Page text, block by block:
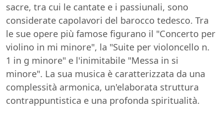
sacre, tra cui le cantate e i passiunali, sono
considerate capolavori del barocco tedesco. Tra
le sue opere più famose figurano il "Concerto per
violino in mi minore", la "Suite per violoncello n.
1 in g minore" e l'inimitabile "Messa in si
minore". La sua musica è caratterizzata da una
complessità armonica, un'elaborata struttura
contrappuntistica e una profonda spiritualità.